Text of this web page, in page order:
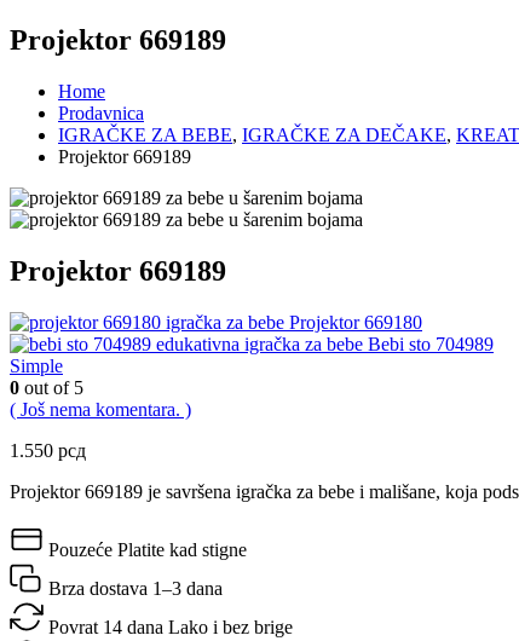
Projektor 669189
Home
Prodavnica
IGRAČKE ZA BEBE, IGRAČKE ZA DEČAKE,
Projektor 669189
Projektor 669189
Projektor 669180
Bebi sto 704989
Simple
0 out of 5
( Još nema komentara. )
1.550 рсд
Projektor 669189 je savršena igračka za bebe i mališane, koja
Pouzeće Platite kad stigne
Brza dostava 1–3 dana
Povrat 14 dana Lako i bez brige